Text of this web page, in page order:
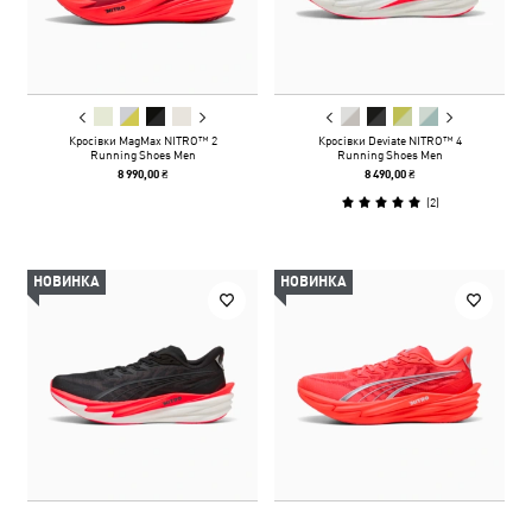
Кросівки MagMax NITRO™ 2
Running Shoes Men
8 990,00 ₴
Кросівки Deviate NITRO™ 4
Running Shoes Men
8 490,00 ₴
(2)
НОВИНКА НОВИНКА